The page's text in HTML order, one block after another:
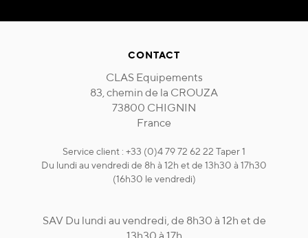
CONTACT
CLAS Equipements
83, chemin de la CROUZA
73800 CHIGNIN
France
Service client : +33 (0)4 79 72 62 22 Taper 1
Du lundi au vendredi de 8h à 12h et de 13h30 à 17h30
(16h30 le vendredi)
SAV Du lundi au vendredi, de 8h30 à 12h et de